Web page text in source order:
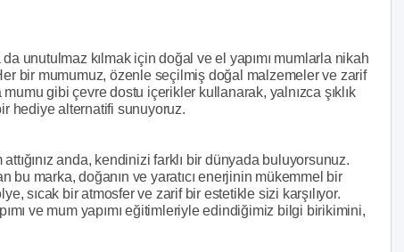
unutulmaz kılmak için doğal ve el yapımı mumlarla nikah
bir mumumuz, özenle seçilmiş doğal malzemeler ve zarif
gibi çevre dostu içerikler kullanarak, yalnızca şıklık
hediye alternatifi sunuyoruz.
anda, kendinizi farklı bir dünyada buluyorsunuz.
bu marka, doğanın ve yaratıcı enerjinin mükemmel bir
sıcak bir atmosfer ve zarif bir estetikle sizi karşılıyor.
ve mum yapımı eğitimleriyle edindiğimiz bilgi birikimini,